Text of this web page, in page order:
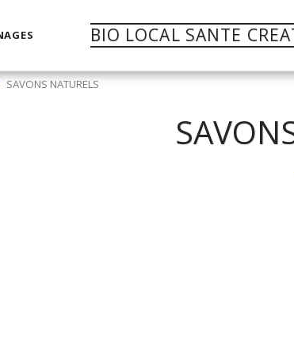
BIO LOCAL SANTE
SAVONS NATURELS